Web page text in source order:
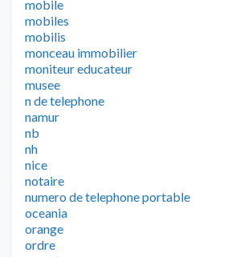
mobile
mobiles
mobilis
monceau immobilier
moniteur educateur
musee
n de telephone
namur
nb
nh
nice
notaire
numero de telephone portable
oceania
orange
ordre